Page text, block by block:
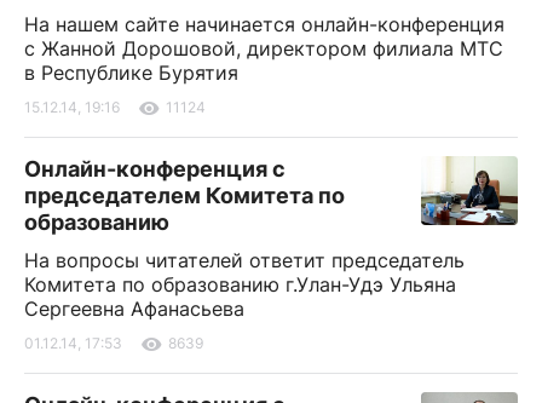
На нашем сайте начинается онлайн-конференция
с Жанной Дорошовой, директором филиала МТС
в Республике Бурятия
15.12.14, 19:16 11124
Онлайн-конференция с
председателем Комитета по
образованию
На вопросы читателей ответит председатель
Комитета по образованию г.Улан-Удэ Ульяна
Сергеевна Афанасьева
01.12.14, 17:53 8639